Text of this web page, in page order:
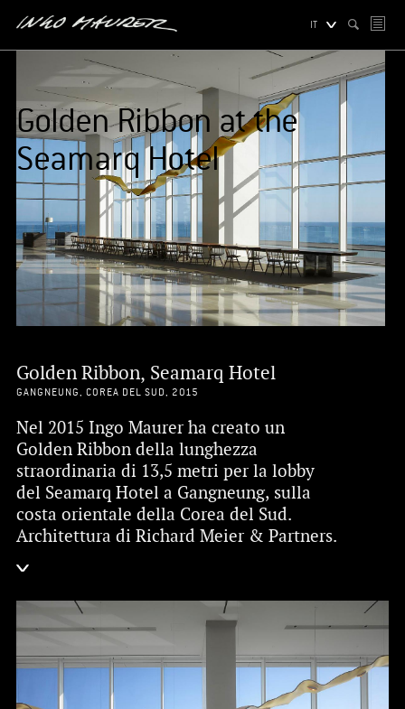
IT
Golden Ribbon at the
Seamarq Hotel
Golden Ribbon, Seamarq Hotel
GANGNEUNG, COREA DEL SUD, 2015
Nel 2015 Ingo Maurer ha creato un
Golden Ribbon della lunghezza
straordinaria di 13,5 metri per la lobby
del Seamarq Hotel a Gangneung, sulla
costa orientale della Corea del Sud.
Architettura di Richard Meier & Partners.